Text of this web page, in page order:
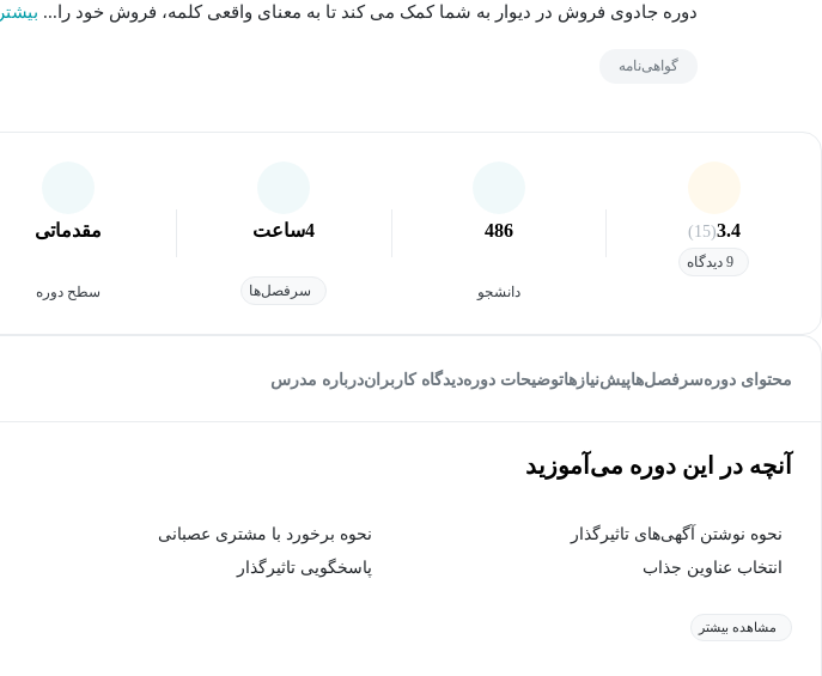
دوره جادوی فروش در دیوار به شما کمک می کند تا به معنای واقعی کلمه، فروش خود را... بیشتر
گواهی‌نامه
3.4
(15)
9 دیدگاه
486
دانشجو
4ساعت
سرفصل‌ها
مقدماتی
سطح دوره
محتوای دورهسرفصل‌هاپیش‌نیاز‌هاتوضیحات دورهدیدگاه کاربراندرباره مدرس
آنچه در این دوره می‌آموزید
نحوه نوشتن آگهی‌های تاثیرگذار
نحوه برخورد با مشتری عصبانی
انتخاب عناوین جذاب
پاسخگویی تاثیرگذار
مشاهده بیشتر